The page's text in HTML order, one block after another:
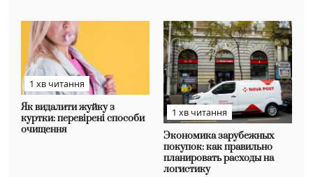
1 хв читання
Як видалити жуйку з
куртки: перевірені способи
очищення
1 хв читання
Экономика зарубежных
покупок: как правильно
планировать расходы на
логистику